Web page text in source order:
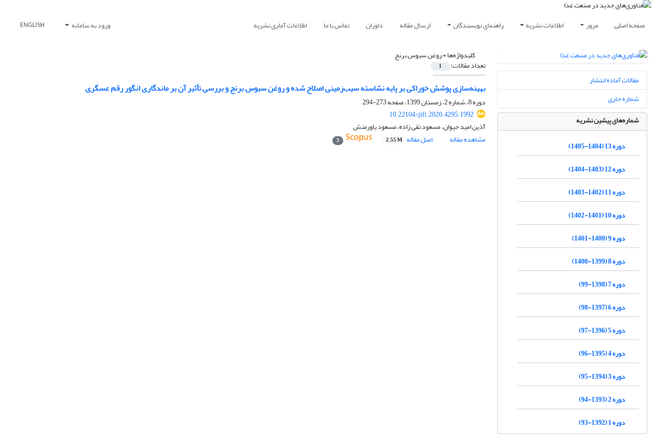
صفحه اصلی مرور اطلاعات نشریه راهنمای نویسندگان ارسال مقاله داوران تماس با ما اطلاعات آماری نشریه ورود به سامانه ENGLISH
کلیدواژه‌ها =روغن سبوس برنج
تعداد مقالات: 1
بهینه‌سازی پوشش خوراکی بر پایه نشاسته سیب‌زمینی اصلاح شده و روغن سبوس برنج و بررسی تأثیر آن بر ماندگاری انگور رقم عسگری
دوره 8، شماره 2، زمستان 1399، صفحه
273-294
10.22104/jift.2020.4295.1992
آذین امید جیوان، مسعود تقی زاده، مسعود یاورمنش
مشاهده مقاله
اصل مقاله 2.55 M
3
مقالات آماده انتشار
شماره جاری
شماره‌های پیشین نشریه
دوره 13 (1404-1405)
دوره 12 (1403-1404)
دوره 11 (1402-1403)
دوره 10 (1401-1402)
دوره 9 (1400-1401)
دوره 8 (1399-1400)
دوره 7 (1398-99)
دوره 6 (1397-98)
دوره 5 (1396-97)
دوره 4 (1395-96)
دوره 3 (1394-95)
دوره 2 (1393-94)
دوره 1 (1392-93)